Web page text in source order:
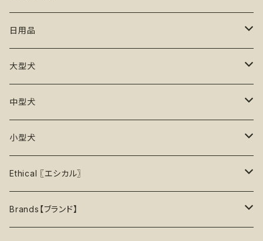
初級【★☆☆☆☆】やさしい
初級＋【★★☆☆☆】ふつう
香り付き
35%OFF
40%OFF
フードボウル
再入荷なし！
丈夫なおもちゃ
ぬいぐるみ
ボール
噛むおもちゃ
ロープトイ【紐】
フリスビー
リード
エチケット
ロンパース
T -シャツ
パーカー
タンクトップ
セーター
アクセサリー
フードボウル
早食い防止
おやつ入れ可能
知育【エンリッチメント】
リックマット
おやつ型
日用品
Toothbrushes【歯ブラシ】
Poop Pickup【うんち処理】
Brushes【ブラシ】
大型犬
おもちゃ
お洋服
首輪
ハーネス
中型犬
おもちゃ
お洋服
首輪
小型犬
おもちゃ
お洋服
Ethical 〖エシカル〗
Sustainable〖サスティナブル〗
Brands【ブランド】